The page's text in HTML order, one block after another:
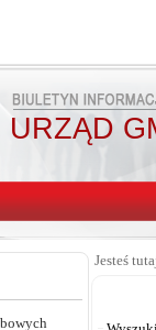
URZĄD
Jesteś